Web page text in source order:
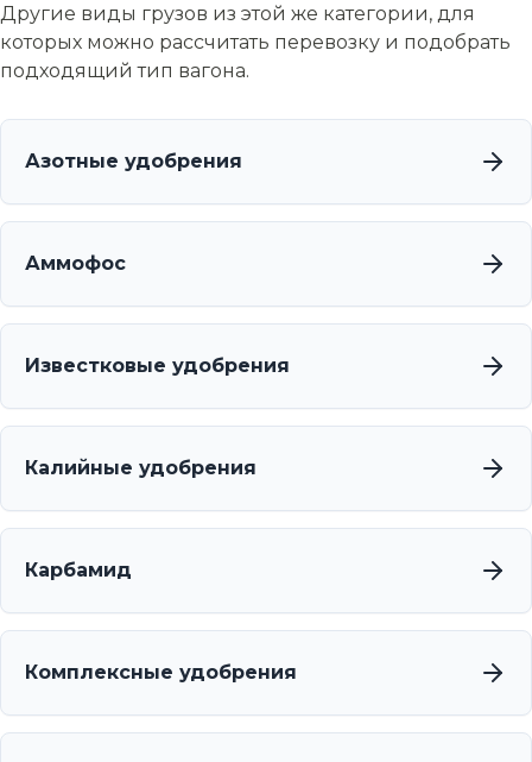
Другие виды грузов из этой же категории, для
которых можно рассчитать перевозку и подобрать
подходящий тип вагона.
Азотные удобрения
Аммофос
Известковые удобрения
Калийные удобрения
Карбамид
Комплексные удобрения